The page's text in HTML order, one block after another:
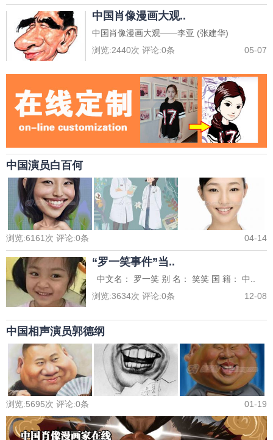
中国肖像漫画大观..
中国肖像漫画大观——李亚 (张建华)
浏览:2440次 评论:0条 05-07
中国演员白百何
浏览:6161 次 评论:0条 04-14
“罗一笑事件”当..
中文名： 罗一笑 别 名： 笑笑 国 籍： 中..
浏览:3634次 评论:0条 12-08
中国相声演员郭德纲
浏览:5695次 评论:0条 01-19